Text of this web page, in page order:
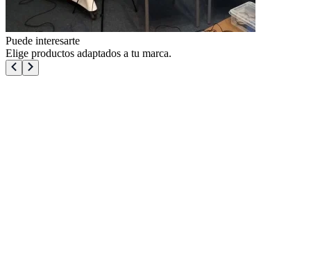
Puede interesarte
Elige productos adaptados a tu marca.